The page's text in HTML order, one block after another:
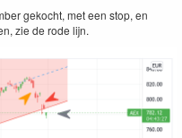
gekocht, met een stop, en
zie de rode lijn.